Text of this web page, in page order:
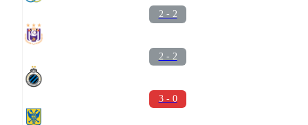
2 - 2
2 - 2
3 - 0